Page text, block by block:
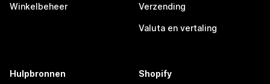
Winkelbeheer Verzending
Valuta en vertaling
Hulpbronnen Shopify